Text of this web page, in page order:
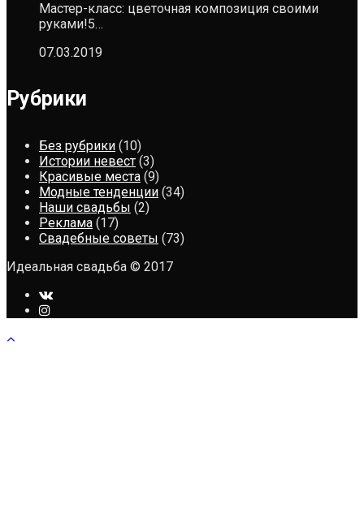
Мастер-класс: цветочная композиция своими
руками!5…
07.03.2019
Рубрики
Без рубрики (10)
Истории невест (3)
Красивые места (9)
Модные тенденции (34)
Наши свадьбы (2)
Реклама (17)
Свадебные советы (73)
Идеальная свадьба © 2017